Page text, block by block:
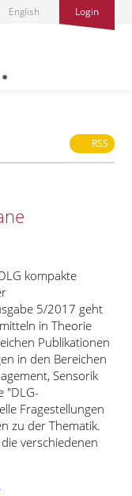
English Login
RSS
kompakte
5/2017 geht
in Theorie
Publikationen
in den Bereichen
Sensorik
DLG-
Fragestellungen
zu der Thematik.
verschiedenen